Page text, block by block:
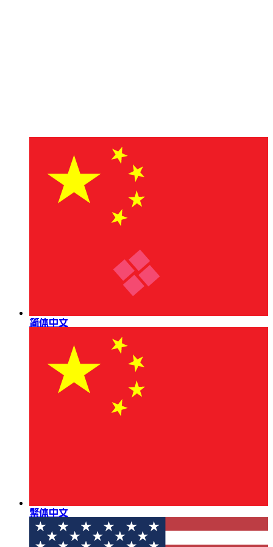
简体中文
繁体中文